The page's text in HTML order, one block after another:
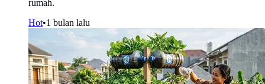
rumah.
Hot•1 bulan lalu